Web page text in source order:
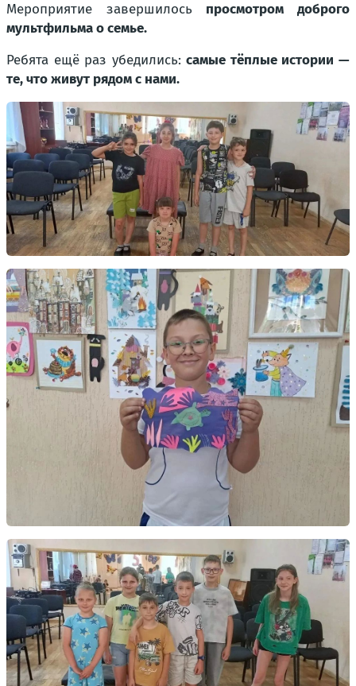
Мероприятие завершилось просмотром доброго
мультфильма о семье.
Ребята ещё раз убедились: самые тёплые истории —
те, что живут рядом с нами.